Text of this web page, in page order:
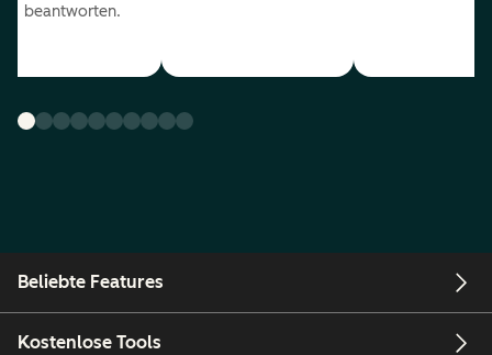
beantworten.
Beliebte Features
Kostenlose Tools